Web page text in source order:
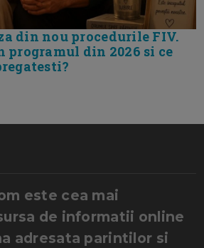
din nou procedurile FIV.
programul din 2026 si ce
este cea mai
de informatii online
adresata parintilor si